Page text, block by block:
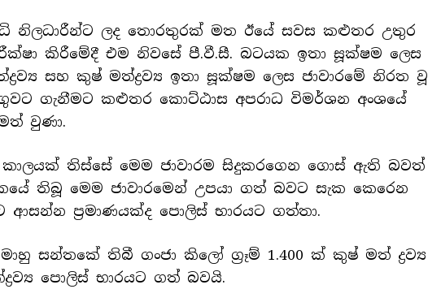
නිලධාරීන්ට ලද තොරතුරක් මත ඊයේ සවස කළුතර උතුර
කිරීමේදී එම නිවසේ පී.වී.සී. බටයක ඉතා සූක්ෂම ලෙස
සහ කුෂ් මත්ද්‍රව්‍ය ඉතා සූක්ෂම ලෙස ජාවාරමේ නිරත වූ
ගැනීමට කළුතර කොට්ඨාස අපරාධ විමර්ශන අංශයේ
වුණා.
තිස්සේ මෙම ජාවාරම සිදුකරගෙන ගොස් ඇති බවත්
තිබූ මෙම ජාවාරමෙන් උපයා ගත් බවට සැක කෙරෙන
ප්‍රමාණයක්ද පොලිස් භාරයට ගත්තා.
සන්තකේ තිබී ගංජා කිලෝ ග්‍රෑම් 1.400 ක් කුෂ් මත් ද්‍රව්‍ය
පොලිස් භාරයට ගත් බවයි.